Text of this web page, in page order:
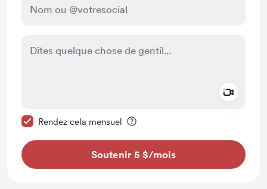
Rendez cela mensuel
Soutenir 5 $/mois